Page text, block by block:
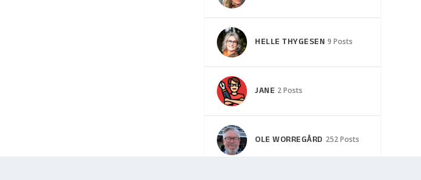
HELLE THYGESEN 9 Posts
JANE 2 Posts
OLE WORREGÅRD 252 Posts